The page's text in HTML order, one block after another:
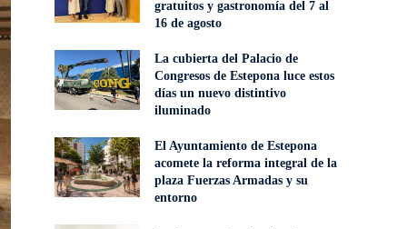
gratuitos y gastronomía del 7 al
16 de agosto
La cubierta del Palacio de
Congresos de Estepona luce estos
días un nuevo distintivo
iluminado
El Ayuntamiento de Estepona
acomete la reforma integral de la
plaza Fuerzas Armadas y su
entorno